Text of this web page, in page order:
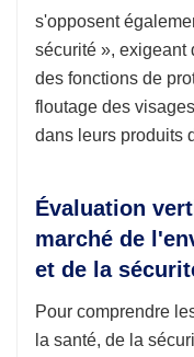
s'opposent
sécurité », exigeant
des fonctions de
floutage des
dans leurs produits
Évaluation
marché de
et de la
Pour comprendre
la santé, de la